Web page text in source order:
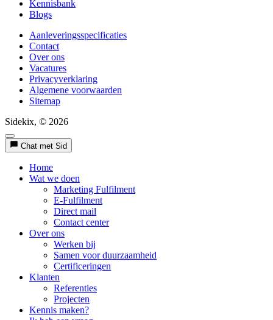
Kennisbank
Blogs
Aanleveringsspecificaties
Contact
Over ons
Vacatures
Privacyverklaring
Algemene voorwaarden
Sitemap
Sidekix, © 2026
Chat met Sid
Home
Wat we doen
Marketing Fulfilment
E-Fulfilment
Direct mail
Contact center
Over ons
Werken bij
Samen voor duurzaamheid
Certificeringen
Klanten
Referenties
Projecten
Kennis maken?